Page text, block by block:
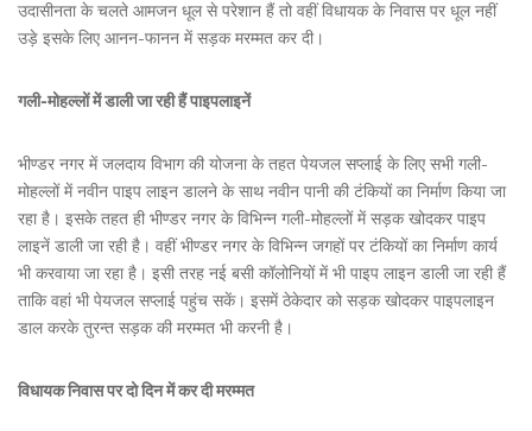
उदासीनता के चलते आमजन धूल से परेशान हैं तो वहीं विधायक के निवास पर धूल नहीं
उड़े इसके लिए आनन-फानन में सड़क मरम्मत कर दी।
गली-मोहल्लों में डाली जा रही हैं पाइपलाइनें
भीण्डर नगर में जलदाय विभाग की योजना के तहत पेयजल सप्लाई के लिए सभी गली-
मोहल्लों में नवीन पाइप लाइन डालने के साथ नवीन पानी की टंकियों का निर्माण किया जा
रहा है। इसके तहत ही भीण्डर नगर के विभिन्न गली-मोहल्लों में सड़क खोदकर पाइप
लाइनें डाली जा रही है। वहीं भीण्डर नगर के विभिन्न जगहों पर टंकियों का निर्माण कार्य
भी करवाया जा रहा है। इसी तरह नई बसी कॉलोनियों में भी पाइप लाइन डाली जा रही हैं
ताकि वहां भी पेयजल सप्लाई पहुंच सकें। इसमें ठेकेदार को सड़क खोदकर पाइपलाइन
डाल करके तुरन्त सड़क की मरम्मत भी करनी है।
विधायक निवास पर दो दिन में कर दी मरम्मत